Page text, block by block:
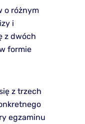
o różnym
i
z dwóch
formie
z trzech
egzaminu